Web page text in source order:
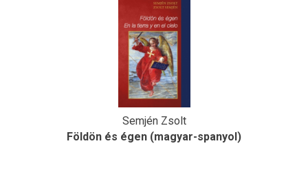
Semjén Zsolt
Földön és égen (magyar-spanyol)